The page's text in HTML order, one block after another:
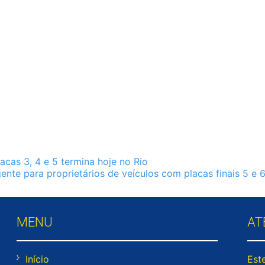
3, 4 e 5 termina hoje no Rio
para proprietários de veículos com placas finais 5 e
MENU
Início